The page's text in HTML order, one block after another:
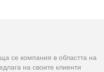
се компания в областта на
на своите клиенти